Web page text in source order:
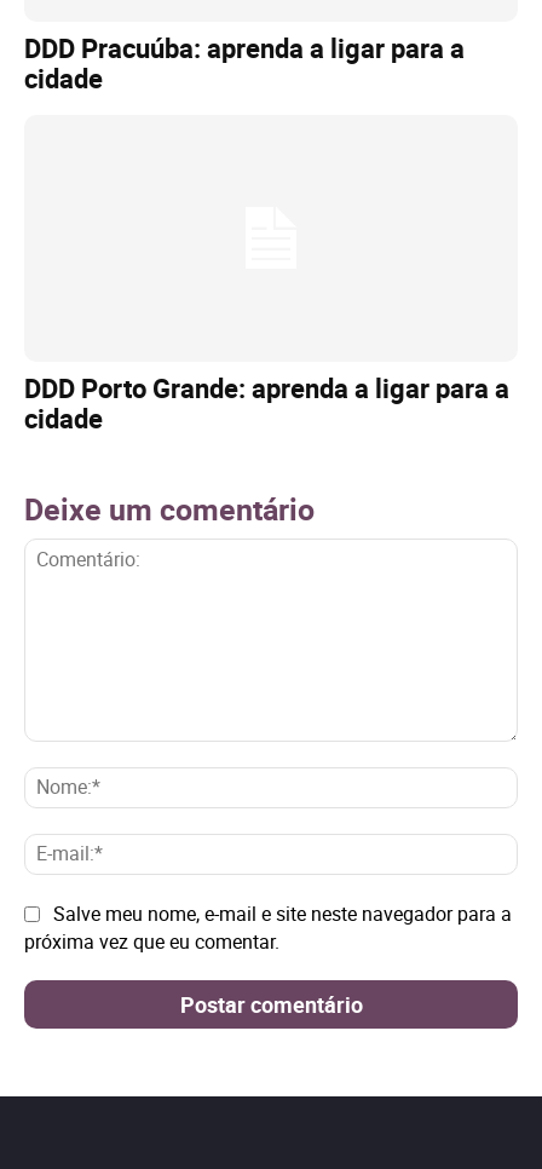
DDD Pracuúba: aprenda a ligar para a
cidade
DDD Porto Grande: aprenda a ligar para a
cidade
Deixe um comentário
E-
Site: Salve meu nome, e-mail e site neste navegador para a
próxima vez que eu comentar.